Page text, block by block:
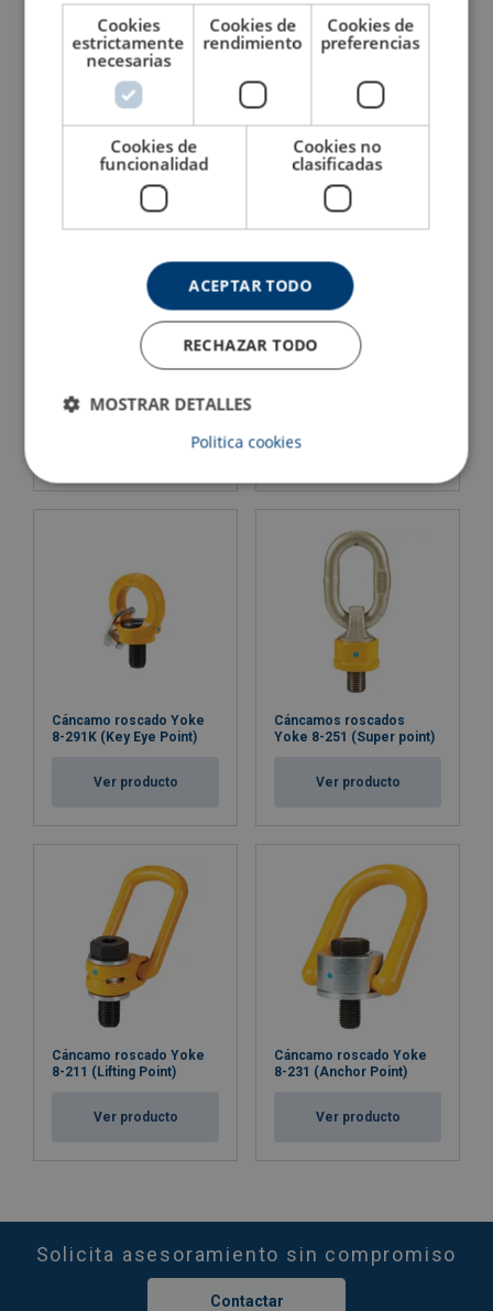
Cáncamo macho de alta
resistencia Grado 8
Ver producto
Cáncamo hembra de alta
Ver producto
HR-125M (rosca métrica)
Cáncamo roscado Yoke
8-291K (Key Eye Point)
Ver producto
Cáncamos roscados
Yoke 8-251 (Super point)
Ver producto
Cáncamo roscado Yoke
8-211 (Lifting Point)
Ver producto
Cáncamo roscado Yoke
8-231 (Anchor Point)
Ver producto
Solicita asesoramiento sin compromiso
Contactar
Cookies
estrictamente
necesarias
Cookies de
rendimiento
Cookies de
preferencias
Cookies de
funcionalidad
Cookies no
clasificadas
ACEPTAR TODO
RECHAZAR TODO
MOSTRAR DETALLES
Politica cookies